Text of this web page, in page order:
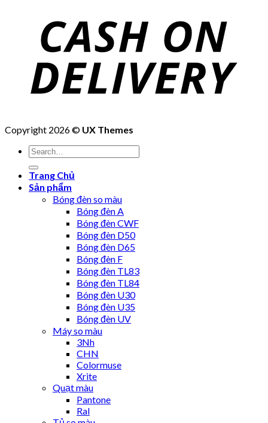
Copyright 2026 © UX Themes
Trang Chủ
Sản phẩm
Bóng đèn so màu
Bóng đèn A
Bóng đèn CWF
Bóng đèn D50
Bóng đèn D65
Bóng đèn F
Bóng đèn TL83
Bóng đèn TL84
Bóng đèn U30
Bóng đèn U35
Bóng đèn UV
Máy so màu
3Nh
CHN
Colormuse
Xrite
Quạt màu
Pantone
Ral